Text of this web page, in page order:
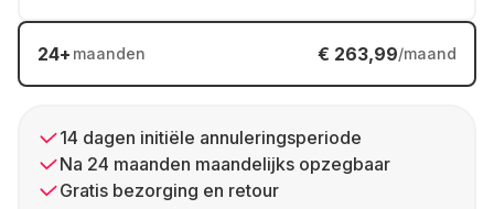
24+ maanden € 263,99/maand
14 dagen initiële annuleringsperiode
Na 24 maanden maandelijks opzegbaar
Gratis bezorging en retour